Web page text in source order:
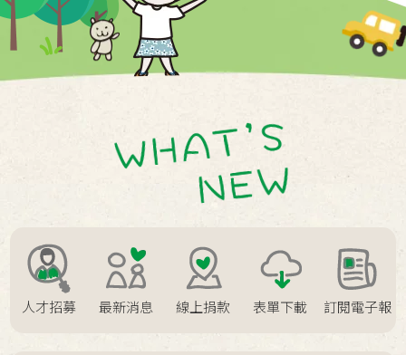
2024 / 04 / 02 寄養親子與泰迪歡度兒童節
挺過疫情 相聚頑皮 認養相見歡 溫馨遊
園趣
南台南家扶中心 寒冬送暖活動開跑了
草平安皂
2023 / 05 / 17
My Melody x 家扶WaWa 野餐三件組
人才招募 最新消息 線上捐款 表單下載 訂閱電子報